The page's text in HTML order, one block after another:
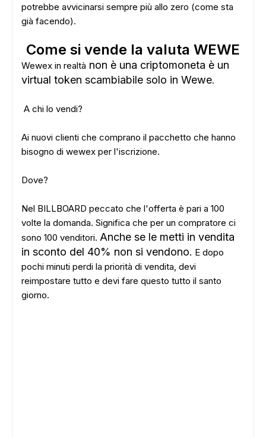
potrebbe avvicinarsi sempre più allo zero (come sta
già facendo).
Come si vende la valuta WEWE
Wewex in realtà non è una criptomoneta è un
virtual token scambiabile solo in Wewe.
A chi lo vendi?
Ai nuovi clienti che comprano il pacchetto che hanno
bisogno di wewex per l'iscrizione.
Dove?
Nel BILLBOARD peccato che l'offerta è pari a 100
volte la domanda. Significa che per un compratore ci
sono 100 venditori. Anche se le metti in vendita
in sconto del 40% non si vendono. E dopo
pochi minuti perdi la priorità di vendita, devi
reimpostare tutto e devi fare questo tutto il santo
giorno.